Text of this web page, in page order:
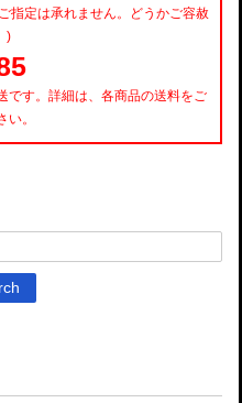
指定は承れません。どうかご容赦
。)
です。詳細は、各商品の送料をご
い。